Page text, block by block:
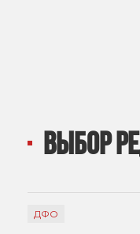
ВЫБОР
ДФО